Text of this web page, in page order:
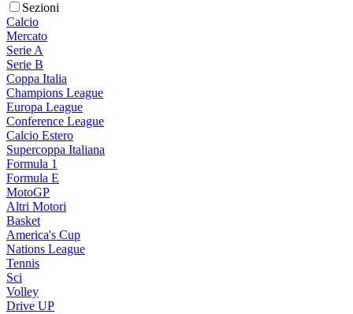
Sezioni
Calcio
Mercato
Serie A
Serie B
Coppa Italia
Champions League
Europa League
Conference League
Calcio Estero
Supercoppa Italiana
Formula 1
Formula E
MotoGP
Altri Motori
Basket
America's Cup
Nations League
Tennis
Sci
Volley
Drive UP